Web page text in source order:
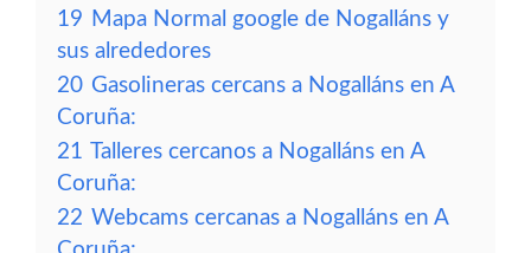
19 Mapa Normal google de Nogalláns y
sus alrededores
20 Gasolineras cercans a Nogalláns en A
Coruña:
21 Talleres cercanos a Nogalláns en A
Coruña:
22 Webcams cercanas a Nogalláns en A